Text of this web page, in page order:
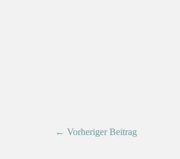
← Vorheriger Beitrag